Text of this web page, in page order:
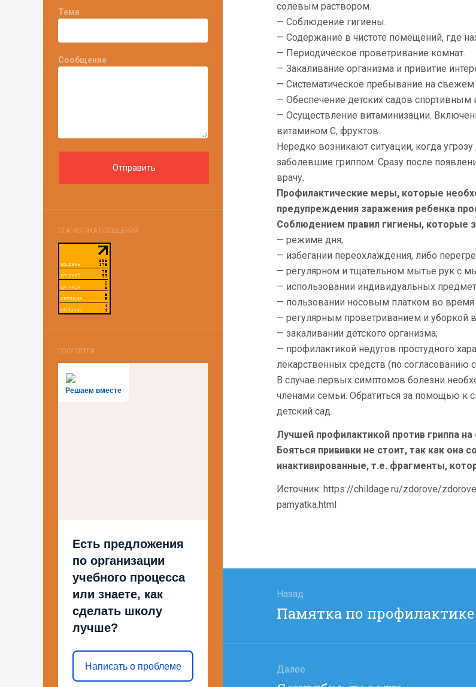
Тема
Сообщение
СТАТИСТИКА ПОСЕЩЕНИЙ
ГОСУСЛУГИ
Решаем вместе
Есть предложения
по организации
учебного процесса
или знаете, как
сделать школу
лучше?
Написать о проблеме
солевым раствором.
— Соблюдение гигиены.
— Содержание в чистоте помещений, где
— Периодическое проветривание комнат.
— Закаливание организма и привитие
— Систематическое пребывание на свежем
— Обеспечение детских садов спортивным
— Осуществление витаминизации.
витамином С, фруктов.
Нередко возникают ситуации, когда
заболевшие гриппом. Сразу после
врачу.
Профилактические меры, которые
предупреждения заражения ребенка
Соблюдением правил гигиены, которые
— режиме дня;
— избегании переохлаждения, либо
— регулярном и тщательном мытье рук с
— использовании индивидуальных
— пользовании носовым платком во время
— регулярным проветриванием и
— закаливании детского организма;
— профилактикой недугов простудного
лекарственных средств (по согласованию
В случае первых симптомов болезни
членами семьи. Обратиться за помощью к
детский сад.
Лучшей профилактикой против гриппа
Бояться прививки не стоит, так как
инактивированные, т.е. фрагменты,
Источник: https://childage.ru/zdorove/
pamyatka.html
записям
Назад
Предыдущая
Памятка по
Далее
Следующая